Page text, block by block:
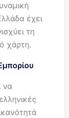
έχει
τη
χάρτη.
να